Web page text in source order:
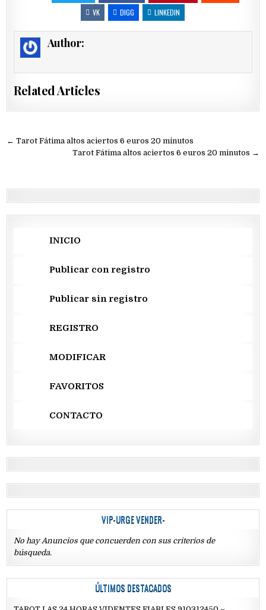
VK
DIGG LINKEDIN
Author:
Related Articles
Navegación
← Tarot Fátima altos aciertos 6 euros 20 minutos
Tarot Fátima altos aciertos 6 euros 20 minutos →
INICIO
Publicar con registro
Publicar sin registro
REGISTRO
MODIFICAR
FAVORITOS
CONTACTO
VIP-URGE VENDER-
No hay Anuncios que concuerden con sus criterios de
búsqueda.
ÚLTIMOS DESTACADOS